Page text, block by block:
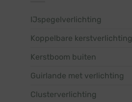
IJspegelverlichting
Koppelbare kerstverlichting
Kerstboom buiten
Guirlande met verlichting
Clusterverlichting